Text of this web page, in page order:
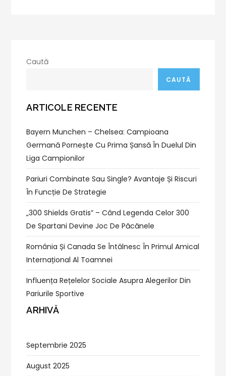
Caută
CAUTĂ
ARTICOLE RECENTE
Bayern Munchen – Chelsea: Campioana
Germană Pornește Cu Prima Șansă În Duelul Din
Liga Campionilor
Pariuri Combinate Sau Single? Avantaje Și Riscuri
În Funcție De Strategie
„300 Shields Gratis” – Când Legenda Celor 300
De Spartani Devine Joc De Păcănele
România Și Canada Se Întâlnesc În Primul Amical
Internațional Al Toamnei
Influența Rețelelor Sociale Asupra Alegerilor Din
Pariurile Sportive
ARHIVĂ
Septembrie 2025
August 2025